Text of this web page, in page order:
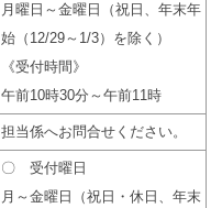
月曜日～金曜日（祝日、年末年
始（12/29～1/3）を除く）
《受付時間》
午前10時30分～午前11時
担当係へお問合せください。
〇 受付曜日
月～金曜日（祝日・休日、年末